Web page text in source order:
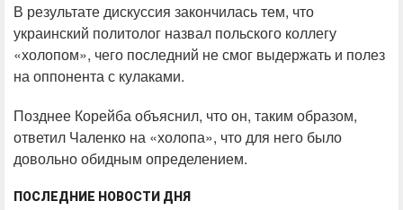
В результате дискуссия закончилась тем, что
украинский политолог назвал польского коллегу
«холопом», чего последний не смог выдержать и полез
на оппонента с кулаками.
Позднее Корейба объяснил, что он, таким образом,
ответил Чаленко на «холопа», что для него было
довольно обидным определением.
ПОСЛЕДНИЕ НОВОСТИ ДНЯ